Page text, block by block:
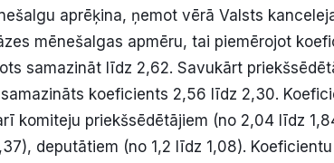
aprēķina, ņemot vērā Valsts
mēnešalgas apmēru, tai piemērojot
samazināt līdz 2,62. Savukārt
koeficients 2,56 līdz 2,30.
komiteju priekšsēdētājiem (no 2,04 līdz
deputātiem (no 1,2 līdz 1,08).